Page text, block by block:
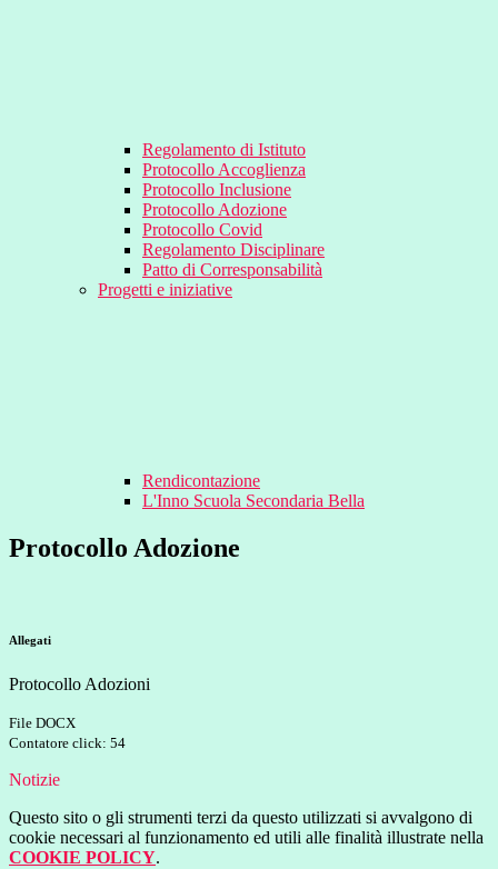
Regolamento di Istituto
Protocollo Accoglienza
Protocollo Inclusione
Protocollo Adozione
Protocollo Covid
Regolamento Disciplinare
Patto di Corresponsabilità
Progetti e iniziative
Rendicontazione
L'Inno Scuola Secondaria Bella
Protocollo Adozione
Allegati
Protocollo Adozioni
File DOCX
Contatore click: 54
Notizie
Questo sito o gli strumenti terzi da questo utilizzati si avvalgono di
cookie necessari al funzionamento ed utili alle finalità illustrate nella
COOKIE POLICY.